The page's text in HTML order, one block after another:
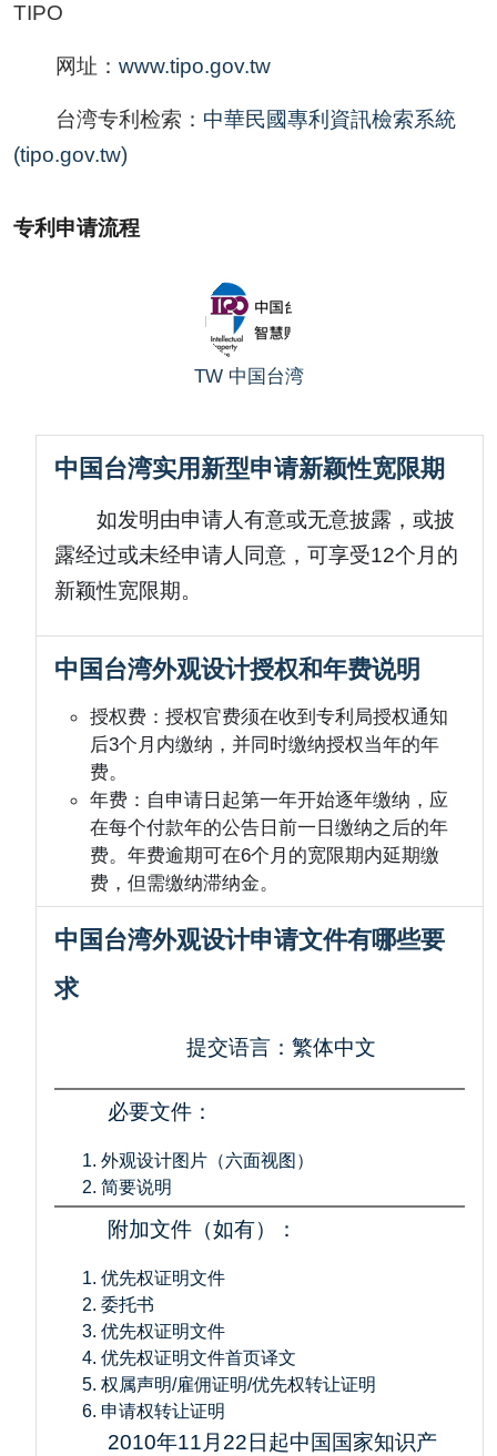
TIPO
网址：www.tipo.gov.tw
台湾专利检索： 中華民國專利資訊檢索系統
(tipo.gov.tw)
专利申请流程
TW 中国台湾
中国台湾实用新型申请新颖性宽限期
如发明由申请人有意或无意披露，或披
露经过或未经申请人同意，可享受12个月的
新颖性宽限期。
中国台湾外观设计授权和年费说明
授权费：授权官费须在收到专利局授权通知
后3个月内缴纳，并同时缴纳授权当年的年
费。
年费：自申请日起第一年开始逐年缴纳，应
在每个付款年的公告日前一日缴纳之后的年
费。年费逾期可在6个月的宽限期内延期缴
费，但需缴纳滞纳金。
中国台湾外观设计申请文件有哪些要
求
提交语言：繁体中文
必要文件：
外观设计图片（六面视图）
简要说明
附加文件（如有）：
优先权证明文件
委托书
优先权证明文件
优先权证明文件首页译文
权属声明/雇佣证明/优先权转让证明
申请权转让证明
2010年11月22日起中国国家知识产